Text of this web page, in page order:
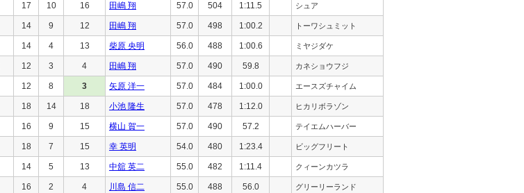
17 10 16 田嶋 翔 57.0 504 1:11.5 シュア
14 9 12 田嶋 翔 57.0 498 1:00.2 トーワシュミット
14 4 13 柴原 央明 56.0 488 1:00.6 ミヤジダケ
12 3 4 田嶋 翔 57.0 490 59.8 カネショウフジ
12 8 3 矢原 洋一 57.0 484 1:00.0 エースズチャイム
18 14 18 小池 隆生 57.0 478 1:12.0 ヒカリボラゾン
16 9 15 横山 賀一 57.0 490 57.2 テイエムハーバー
18 7 15 幸 英明 54.0 480 1:23.4 ビッグフリート
14 5 13 中舘 英二 55.0 482 1:11.4 クィーンカツラ
16 2 4 川島 信二 55.0 488 56.0 グリーリーランド